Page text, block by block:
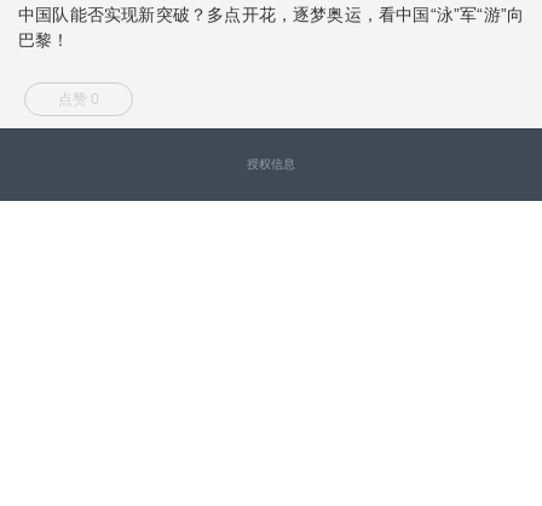
中国队能否实现新突破？多点开花，逐梦奥运，看中国“泳”军“游”向
巴黎！
点赞 0
授权信息